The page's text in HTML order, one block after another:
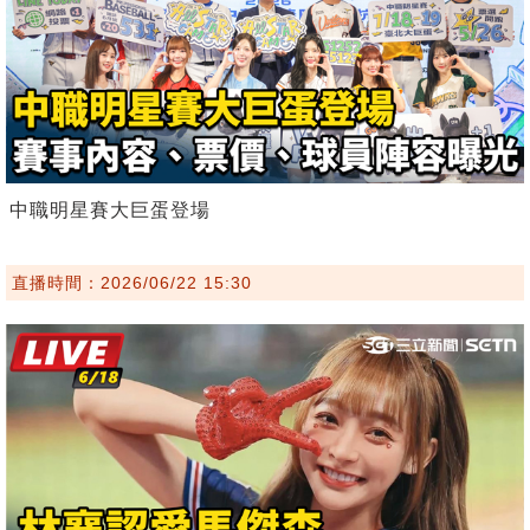
中職明星賽大巨蛋登場
直播時間：2026/06/22 15:30